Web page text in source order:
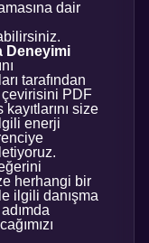
dair
Deneyimi
tarafından
çevirisini PDF
size
enerji
herhangi bir
ilgili danışma